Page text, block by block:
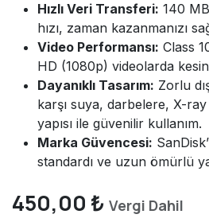
Hızlı Veri Transferi: 140
hızı, zaman kazanmanızı
Video Performansı: Class
HD (1080p) videolarda
Dayanıklı Tasarım: Zorlu
karşı suya, darbelere, X-ray
yapısı ile güvenilir kullanım.
Marka Güvencesi:
standardı ve uzun ömürlü
450,00 ₺ Vergi Dahil